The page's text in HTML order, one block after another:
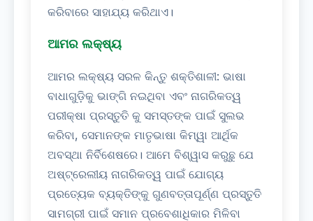
କରିବାରେ ସାହାଯ୍ୟ କରିଥାଏ।
ଆମର ଲକ୍ଷ୍ୟ
ଆମର ଲକ୍ଷ୍ୟ ସରଳ କିନ୍ତୁ ଶକ୍ତିଶାଳୀ: ଭାଷା
ବାଧାଗୁଡ଼ିକୁ ଭାଙ୍ଗି ନଇଥିବା ଏବଂ ନାଗରିକତ୍ୱ
ପରୀକ୍ଷା ପ୍ରସ୍ତୁତି କୁ ସମସ୍ତଙ୍କ ପାଇଁ ସୁଲଭ
କରିବା, ସେମାନଙ୍କ ମାତୃଭାଷା କିମ୍ୱା ଆର୍ଥିକ
ଅବସ୍ଥା ନିର୍ବିଶେଷରେ। ଆମେ ବିଶ୍ୱାସ କରୁଛୁ ଯେ
ଅଷ୍ଟ୍ରେଲୀୟ ନାଗରିକତ୍ୱ ପାଇଁ ଯୋଗ୍ୟ
ପ୍ରତ୍ୟେକ ବ୍ୟକ୍ତିଙ୍କୁ ଗୁଣବତ୍ତାପୂର୍ଣ୍ଣ ପ୍ରସ୍ତୁତି
ସାମଗ୍ରୀ ପାଇଁ ସମାନ ପ୍ରବେଶାଧିକାର ମିଳିବା